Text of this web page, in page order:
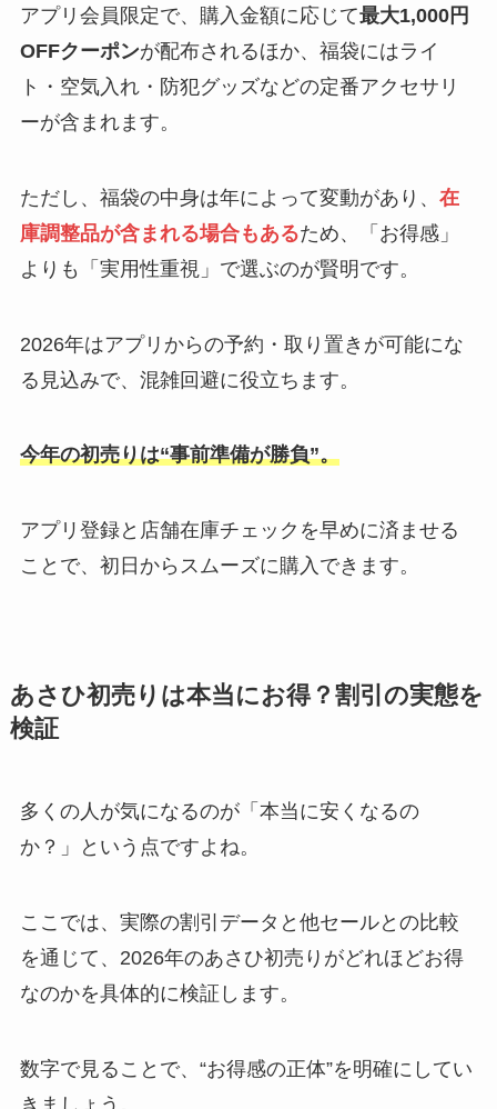
アプリ会員限定で、購入金額に応じて最大1,000円
OFFクーポンが配布されるほか、福袋にはライ
ト・空気入れ・防犯グッズなどの定番アクセサリ
ーが含まれます。
ただし、福袋の中身は年によって変動があり、 在
庫調整品が含まれる場合もあるため、「お得感」
よりも「実用性重視」で選ぶのが賢明です。
2026年はアプリからの予約・取り置きが可能にな
る見込みで、混雑回避に役立ちます。
今年の初売りは“事前準備が勝負”。
アプリ登録と店舗在庫チェックを早めに済ませる
ことで、初日からスムーズに購入できます。
あさひ初売りは本当にお得？割引の実態を
検証
多くの人が気になるのが「本当に安くなるの
か？」という点ですよね。
ここでは、実際の割引データと他セールとの比較
を通じて、2026年のあさひ初売りがどれほどお得
なのかを具体的に検証します。
数字で見ることで、“お得感の正体”を明確にしてい
きましょう。